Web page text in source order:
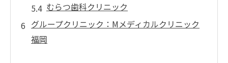
むらつ歯科クリニック
グループクリニック：Mメディカルクリニック
福岡